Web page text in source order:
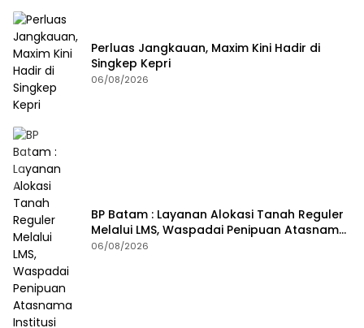
Perluas Jangkauan, Maxim Kini Hadir di
Singkep Kepri
06/08/2026
BP Batam : Layanan Alokasi Tanah Reguler
Melalui LMS, Waspadai Penipuan Atasnama
Institusi
06/08/2026